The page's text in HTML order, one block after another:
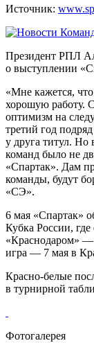
Источник:
Президент РПЛ
о выступлении
«Мне кажется,
хорошую работу.
оптимизм на
третий год
у друга титул. Но
команд было не
«Спартак». Дам
команды, будут
«СЭ».
6 мая «Спартак»
Кубка России,
«Краснодаром» —
игра — 7 мая в
Красно-белые
в турнирной
Фотогалерея